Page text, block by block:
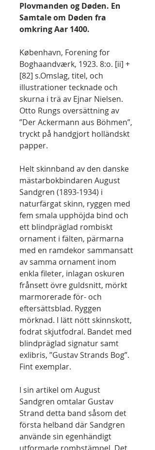
Plovmanden og Døden. En
Samtale om Døden fra
omkring Aar 1400.
København, Forening for
Boghaandværk, 1923. 8:o. [ii] +
[82] s.Omslag, titel, och
illustrationer tecknade och
skurna i trä av Ejnar Nielsen.
Otto Rungs oversättning av
”Der Ackermann aus Böhmen”,
tryckt på handgjort holländskt
papper.
Helt skinnband av den danske
mästarbokbindaren August
Sandgren (1893-1934) i
naturfärgat skinn, ryggen med
fem smala upphöjda bind och
ett blindpräglad rombiskt
ornament i fälten, pärmarna
med en ramdekor sammansatt
av samma ornament inom
enkla fileter, inlagan oskuren
frånsett övre guldsnitt, mörkt
marmorerade för- och
eftersättsblad. Ryggen
mörknad. I lätt nött skinnskott,
fodrat skjutfodral. Bandet med
blindpräglad signatur samt
exlibris, ”Gustav Strands Bog”.
Fint exemplar.
I sin artikel om August
Sandgren omtalar Gustav
Strand detta band såsom det
första helband där Sandgren
använde sin egenhändigt